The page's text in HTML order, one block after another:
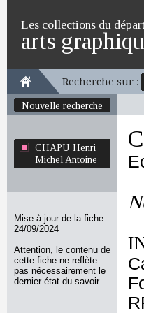
Les collections du
arts
Recherche sur :
Nouvelle recherche
CHAPU Henri
Michel Antoine
Mise à jour de la fiche
24/09/2024
Attention, le contenu de
cette fiche ne reflète
pas nécessairement le
dernier état du savoir.